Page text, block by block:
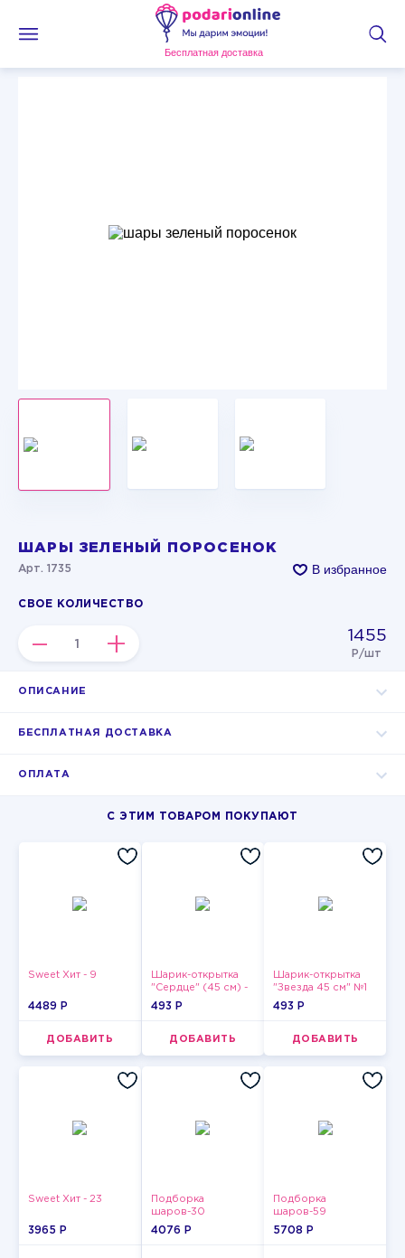
Бесплатная доставка
ШАРЫ ЗЕЛЕНЫЙ ПОРОСЕНОК
Арт. 1735 В избранное
СВОЕ КОЛИЧЕСТВО
– + 1455
Р/шт
ОПИСАНИЕ
БЕСПЛАТНАЯ ДОСТАВКА
ОПЛАТА
С ЭТИМ ТОВАРОМ ПОКУПАЮТ
Sweet Хит - 9
4489 P
ДОБАВИТЬ
Шарик-открытка
"Сердце" (45 см) -
2
493 P
ДОБАВИТЬ
Шарик-открытка
"Звезда 45 см" №1
493 P
ДОБАВИТЬ
Sweet Хит - 23
3965 P
Подборка
шаров-30
4076 P
Подборка
шаров-59
5708 P